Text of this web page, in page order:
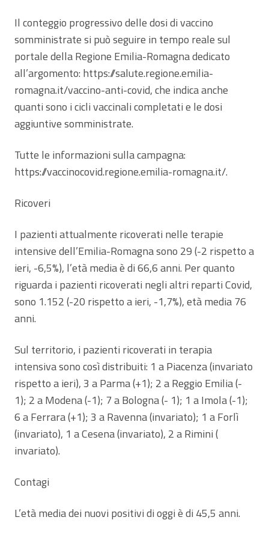
Il conteggio progressivo delle dosi di vaccino
somministrate si può seguire in tempo reale sul
portale della Regione Emilia-Romagna dedicato
all’argomento: https://salute.regione.emilia-
romagna.it/vaccino-anti-covid, che indica anche
quanti sono i cicli vaccinali completati e le dosi
aggiuntive somministrate.
Tutte le informazioni sulla campagna:
https://vaccinocovid.regione.emilia-romagna.it/.
Ricoveri
I pazienti attualmente ricoverati nelle terapie
intensive dell’Emilia-Romagna sono 29 (-2 rispetto a
ieri, -6,5%), l’età media è di 66,6 anni. Per quanto
riguarda i pazienti ricoverati negli altri reparti Covid,
sono 1.152 (-20 rispetto a ieri, -1,7%), età media 76
anni.
Sul territorio, i pazienti ricoverati in terapia
intensiva sono così distribuiti: 1 a Piacenza (invariato
rispetto a ieri), 3 a Parma (+1); 2 a Reggio Emilia (-
1); 2 a Modena (-1); 7 a Bologna (- 1); 1 a Imola (-1);
6 a Ferrara (+1); 3 a Ravenna (invariato); 1 a Forlì
(invariato), 1 a Cesena (invariato), 2 a Rimini (
invariato).
Contagi
L’età media dei nuovi positivi di oggi è di 45,5 anni.